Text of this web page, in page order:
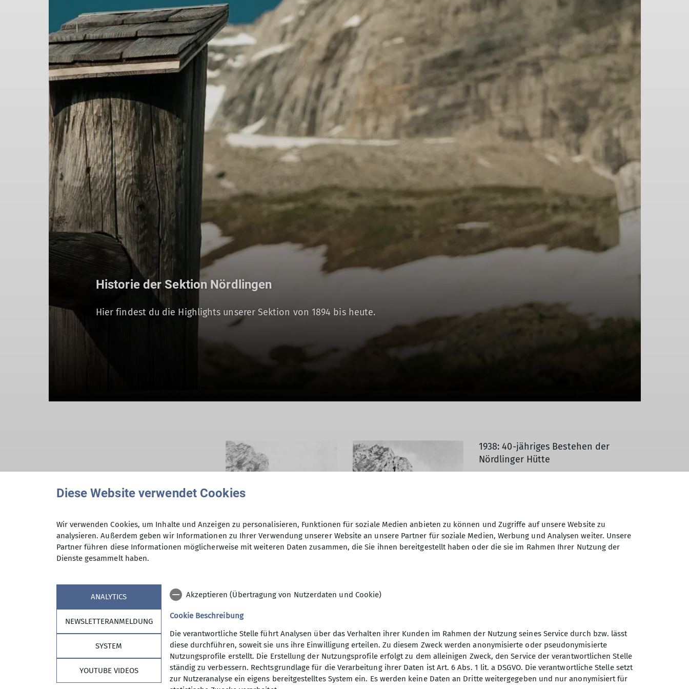
Historie der Sektion Nördlingen
Hier findest du die Highlights unserer Sektion von 1894 bis heute.
1894: Gründung der Sektion
Nördlingen
1898: Beginn des Baus der Nördlinger
Hütte
1925: zum ersten Mal wird eine Frau
© DAV Nördlingen
1938: 40-jähriges Bestehen der
Nördlinger Hütte
einer Jugendgruppe
1956: die Nördlinger Hütte wird
1973: die Materialseilbahn wird
fertiggestellt
1975 - 1978: Neubau der Nördlinger
1994: die Sektion feiert ihren 100.
Geburtstag
Diese Website verwendet Cookies
Wir verwenden Cookies, um Inhalte und Anzeigen zu personalisieren, Funktionen für soziale Medien anbieten zu können und Zugriffe auf unsere Website zu
analysieren. Außerdem geben wir Informationen zu Ihrer Verwendung unserer Website an unsere Partner für soziale Medien, Werbung und Analysen weiter. Unsere
Partner führen diese Informationen möglicherweise mit weiteren Daten zusammen, die Sie ihnen bereitgestellt haben oder die sie im Rahmen Ihrer Nutzung der
Dienste gesammelt haben.
ANALYTICS
NEWSLETTERANMELDUNG
SYSTEM
YOUTUBE VIDEOS
Akzeptieren (Übertragung von Nutzerdaten und Cookie)
Cookie Beschreibung
Die verantwortliche Stelle führt Analysen über das Verhalten ihrer Kunden im Rahmen der Nutzung seines Service durch bzw. lässt
diese durchführen, soweit sie uns ihre Einwilligung erteilen. Zu diesem Zweck werden anonymisierte oder pseudonymisierte
Nutzungsprofile erstellt. Die Erstellung der Nutzungsprofile erfolgt zu dem alleinigen Zweck, den Service der verantwortlichen Stelle
ständig zu verbessern. Rechtsgrundlage für die Verarbeitung ihrer Daten ist Art. 6 Abs. 1 lit. a DSGVO. Die verantwortliche Stelle setzt
zur Nutzeranalyse ein eigens bereitgestelltes System ein. Es werden keine Daten an Dritte weitergegeben und nur anonymisiert für